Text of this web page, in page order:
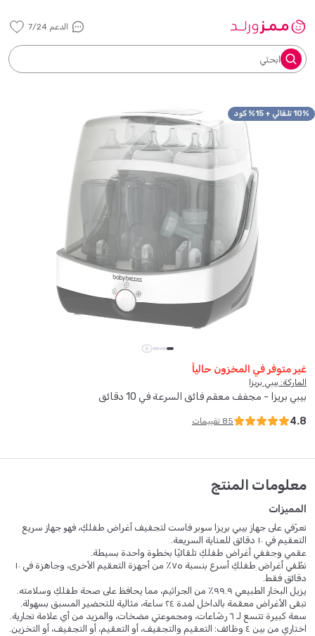
الدعم 7/24
ابحثي
10% تلقائي + 15% كود
غير متوفر في المخزون حالياً
الماركة: بيبي بريزا
بيبي بريزا - مجفف معقم فائق السرعة في 10 دقائق
4.8
85 تقييمات
معلومات المنتج
المميزات
تعرّفي على جهاز بيبي بريزا سوبر فاست لتجفيف أغراض طفلكِ، فهو جهاز سريع
التعقيم في ١٠ دقائق للعناية السريعة.
عقمي وجففي أغراض طفلكِ تلقائيًا بخطوة واحدة بسيطة.
نظّفي أغراض طفلكِ أسرع بنسبة ٧٥٪ من أجهزة التعقيم الأخرى، وجاهزة في ١٠
دقائق فقط.
يزيل البخار الطبيعي ٩٩.٩٪ من الجراثيم، مما يحافظ على صحة طفلكِ وسلامته.
تبقى الأغراض معقمة بالداخل لمدة ٢٤ ساعة، مثالية للتحضير المسبق بسهولة.
سعة كبيرة تتسع لـ ٦ رضّاعات، ومجموعتي مضخات، والمزيد من أي علامة تجارية.
اختاري من بين ٤ وظائف: التعقيم والتجفيف، أو التعقيم، أو التجفيف، أو التخزين.